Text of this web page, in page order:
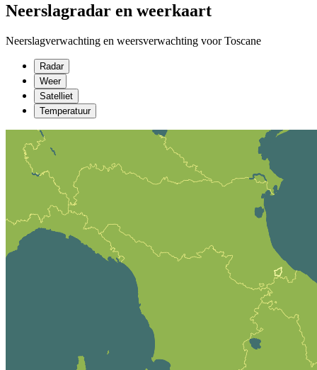
Neerslagradar en weerkaart
Neerslagverwachting en weersverwachting voor Toscane
Radar
Weer
Satelliet
Temperatuur